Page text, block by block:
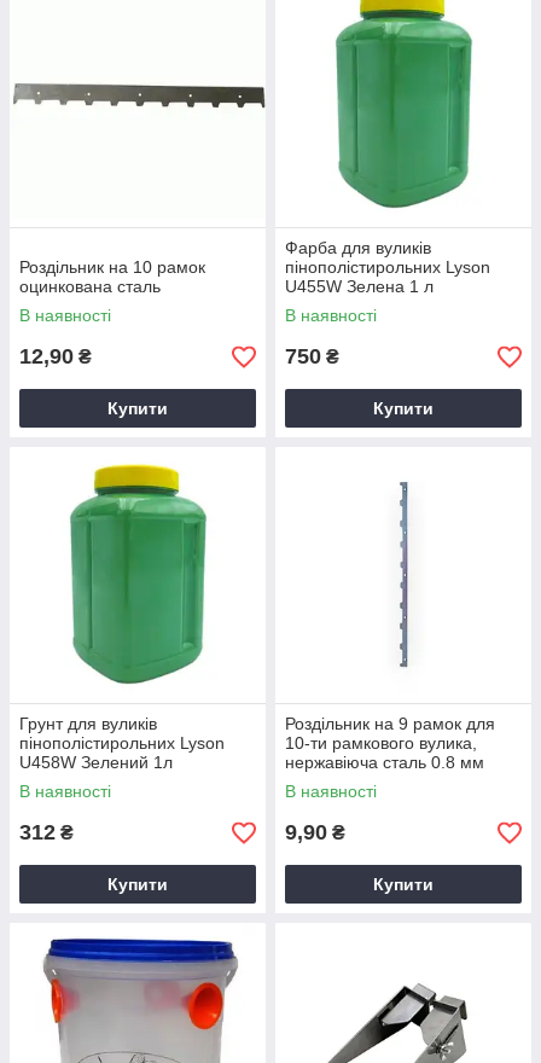
Роздільник на 10 рамок
оцинкована сталь
В наявності
12,90 ₴
Купити
Фарба для вуликів
пінополістирольних Lyson
U455W Зелена 1 л
В наявності
750 ₴
Купити
Грунт для вуликів
пінополістирольних Lyson
U458W Зелений 1л
В наявності
312 ₴
Купити
Роздільник на 9 рамок для
10-ти рамкового вулика,
нержавіюча сталь 0.8 мм
В наявності
9,90 ₴
Купити